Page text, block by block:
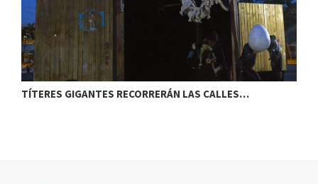
TÍTERES GIGANTES RECORRERÁN LAS CALLES…